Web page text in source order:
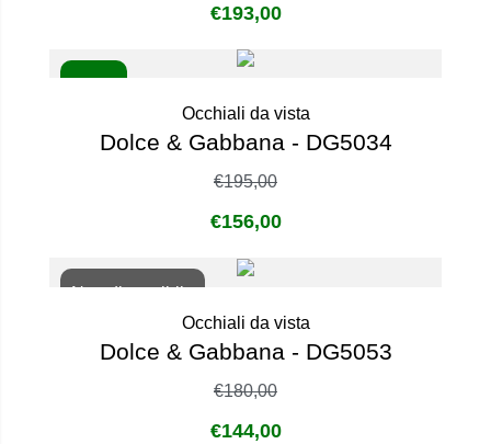
€193,00
Occhiali da vista
Dolce & Gabbana - DG5034
€195,00
€156,00
Non disponibile
Occhiali da vista
Dolce & Gabbana - DG5053
€180,00
€144,00